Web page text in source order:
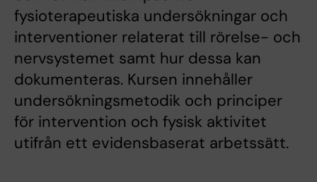
fysioterapeutiska undersökningar och
interventioner relaterat till rörelse- och
nervsystemet samt hur dessa kan
dokumenteras. Kursen innehåller
undersökningsmetodik och principer
för intervention och fysisk aktivitet
utifrån ett evidensbaserat arbetssätt.